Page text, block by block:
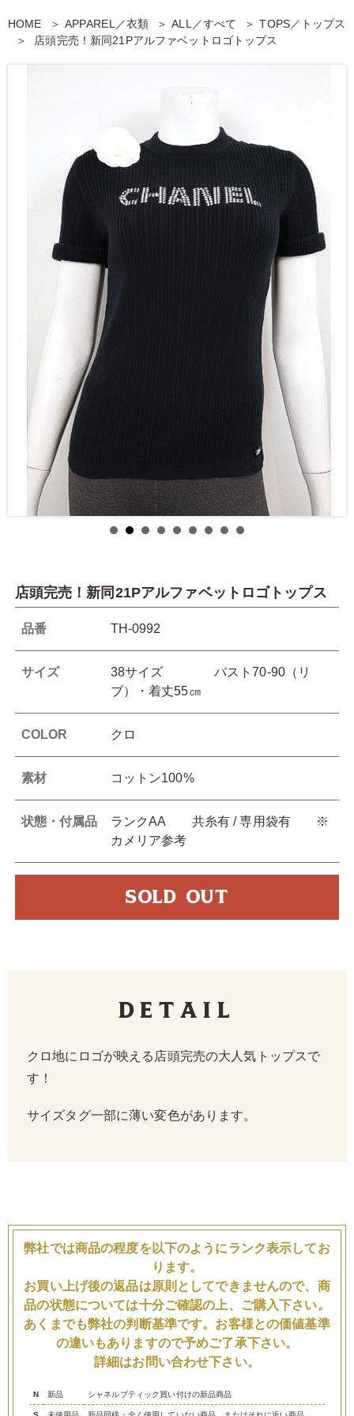
HOME APPAREL／衣類 ALL／すべて
TOPS／トップス
店頭完売！新同21Pアルファベットロゴトップス
店頭完売！新同21Pアルファベットロゴトップス
品番 TH-0992
サイズ
38サイズ バスト70-90（リ
ブ）・着丈55㎝
COLOR クロ
素材 コットン100%
状態・付属品
ランクAA 共糸有 / 専用袋有 ※
カメリア参考
SOLD OUT
Detail
クロ地にロゴが映える店頭完売の大人気トップスで
す！
サイズタグ一部に薄い変色があります。
弊社では商品の程度を以下のようにランク表示してお
ります。
お買い上げ後の返品は原則としてできませんので、商
品の状態については十分ご確認の上、ご購入下さい。
あくまでも弊社の判断基準です。お客様との価値基準
の違いもありますので予めご了承下さい。
詳細はお問い合わせ下さい。
N 新品 シャネルブティック買い付けの新品商品